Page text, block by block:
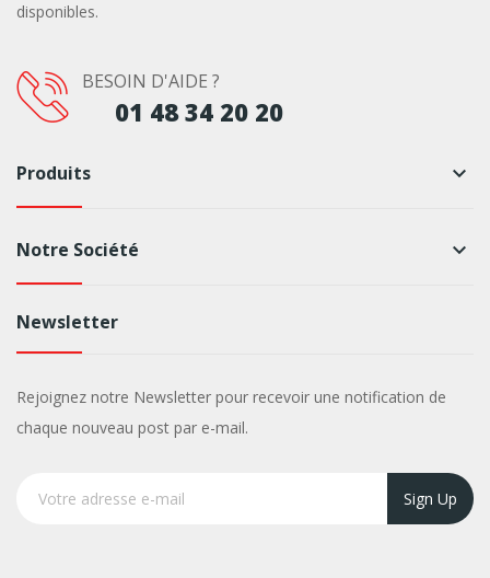
disponibles.
BESOIN D'AIDE ?
01 48 34 20 20
Produits keyboard_arrow_down
Notre Société keyboard_arrow_down
Newsletter
Rejoignez notre Newsletter pour recevoir une notification de
chaque nouveau post par e-mail.
Sign Up